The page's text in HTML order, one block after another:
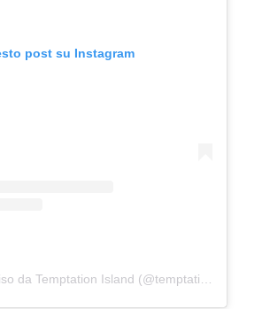
post su Instagram
Un post condiviso da Temptation Island (@temptationislandita)